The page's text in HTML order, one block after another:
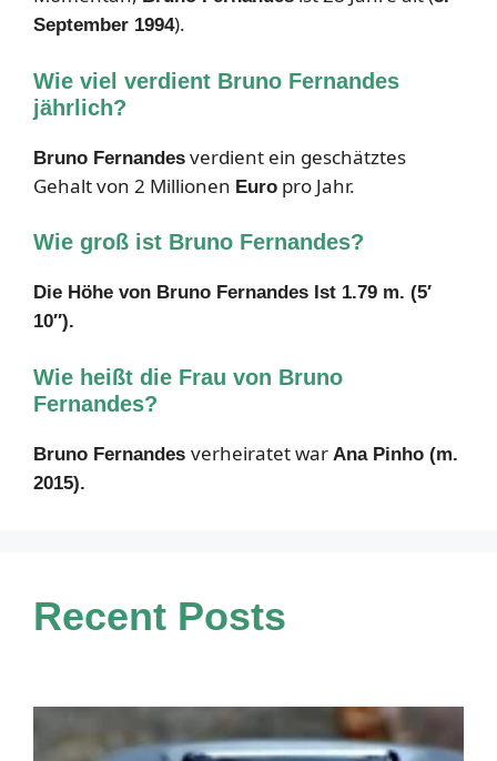
September 1994).
Wie viel verdient Bruno Fernandes
jährlich?
Bruno Fernandes verdient ein geschätztes
Gehalt von 2 Millionen Euro pro Jahr.
Wie groß ist Bruno Fernandes?
Die Höhe von Bruno Fernandes Ist 1.79 m. (5′
10″).
Wie heißt die Frau von Bruno
Fernandes?
Bruno Fernandes verheiratet war Ana Pinho (m.
2015).
Recent Posts